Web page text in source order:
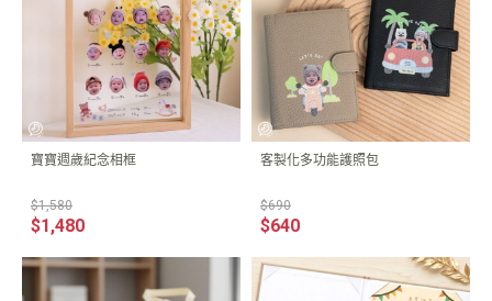
寶寶週歲紀念相框
$1,580
$1,480
客製化多功能護照包
$690
$640